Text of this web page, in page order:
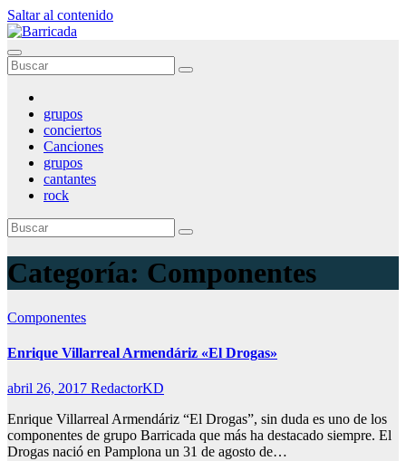
Saltar al contenido
grupos
conciertos
Canciones
grupos
cantantes
rock
Categoría: Componentes
Componentes
Enrique Villarreal Armendáriz «El Drogas»
abril 26, 2017 RedactorKD
Enrique Villarreal Armendáriz “El Drogas”, sin duda es uno de los
componentes de grupo Barricada que más ha destacado siempre. El
Drogas nació en Pamplona un 31 de agosto de…